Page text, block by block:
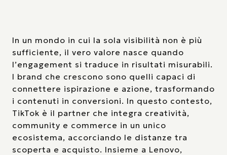
In un mondo in cui la sola visibilità non è più
sufficiente, il vero valore nasce quando
l’engagement si traduce in risultati misurabili.
I brand che crescono sono quelli capaci di
connettere ispirazione e azione, trasformando
i contenuti in conversioni. In questo contesto,
TikTok è il partner che integra creatività,
community e commerce in un unico
ecosistema, accorciando le distanze tra
scoperta e acquisto. Insieme a Lenovo,